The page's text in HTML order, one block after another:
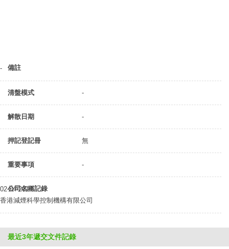
備註
-
清盤模式 -
解散日期 -
押記登記冊 無
重要事項 -
公司名稱記錄
02-04-2014
香港減煙科學控制機構有限公司
最近3年遞交文件記錄